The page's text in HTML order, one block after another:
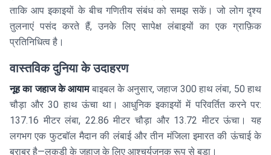
ताकि आप इकाइयों के बीच गणितीय संबंध को समझ सकें। जो लोग दृश्य
तुलनाएं पसंद करते हैं, उनके लिए सापेक्ष लंबाइयों का एक ग्राफ़िक
प्रतिनिधित्व है।
वास्तविक दुनिया के उदाहरण
नूह का जहाज के आयामबाइबल के अनुसार, जहाज 300 हाथ लंबा, 50 हाथ
चौड़ा और 30 हाथ ऊंचा था। आधुनिक इकाइयों में परिवर्तित करने पर:
137.16 मीटर लंबा, 22.86 मीटर चौड़ा और 13.72 मीटर ऊंचा। यह
लगभग एक फुटबॉल मैदान की लंबाई और तीन मंजिला इमारत की ऊंचाई के
बराबर है—लकड़ी के जहाज के लिए आश्चर्यजनक रूप से बड़ा।